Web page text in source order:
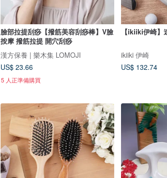
臉部拉提刮痧【撥筋美容刮痧棒】V臉
按摩 撥筋拉提 開穴刮痧
漢方保養 | 樂木集 LOMOJI
US$ 23.66
5 人正準備購買
【ikiiki伊崎】
ikiiki 伊崎
US$ 132.74